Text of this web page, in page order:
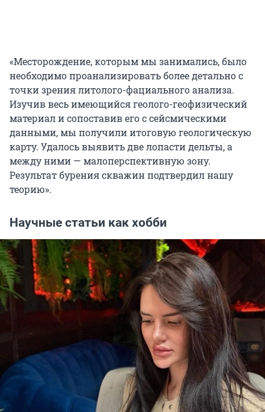
«Месторождение, которым мы занимались, было
необходимо проанализировать более детально с
точки зрения литолого-фациального анализа.
Изучив весь имеющийся геолого-геофизический
материал и сопоставив его с сейсмическими
данными, мы получили итоговую геологическую
карту. Удалось выявить две лопасти дельты, а
между ними — малоперспективную зону.
Результат бурения скважин подтвердил нашу
теорию».
Научные статьи как хобби